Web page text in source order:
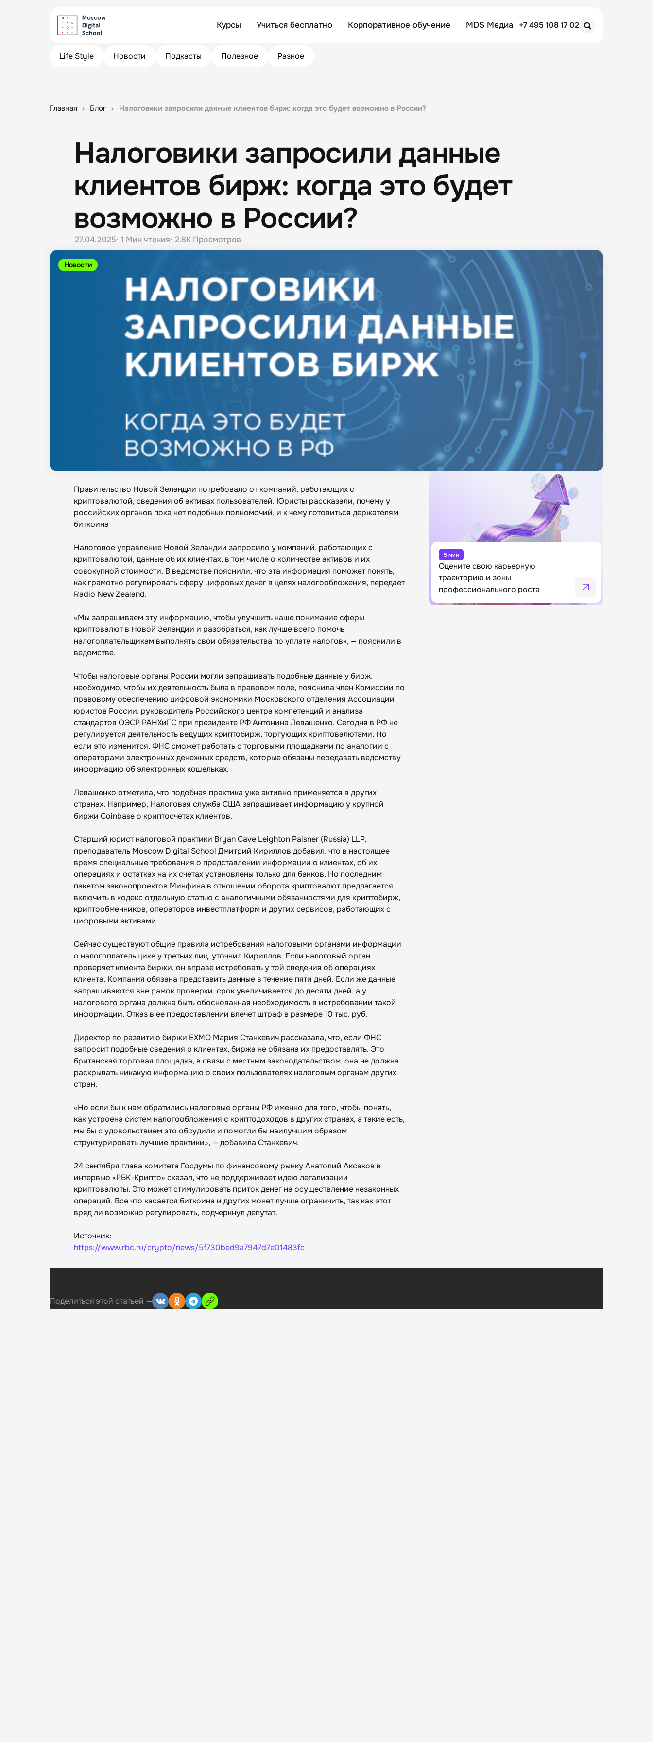
+7 495 108 17 02
Курсы Учиться бесплатно Корпоративное обучение MDS Медиа
Life Style Новости Подкасты Полезное Разное
Главная Блог Налоговики запросили данные клиентов бирж: когда это будет возможно в России?
Новости
Налоговики запросили данные
клиентов бирж: когда это будет
возможно в России?
27.04.2025 1 Мин чтения 2.8K Просмотров
Правительство Новой Зеландии потребовало от компаний, работающих с
криптовалютой, сведения об активах пользователей. Юристы рассказали, почему у
российских органов пока нет подобных полномочий, и к чему готовиться держателям
биткоина
Налоговое управление Новой Зеландии запросило у компаний, работающих с
криптовалютой, данные об их клиентах, в том числе о количестве активов и их
совокупной стоимости. В ведомстве пояснили, что эта информация поможет понять,
как грамотно регулировать сферу цифровых денег в целях налогообложения, передает
Radio New Zealand.
«Мы запрашиваем эту информацию, чтобы улучшить наше понимание сферы
криптовалют в Новой Зеландии и разобраться, как лучше всего помочь
налогоплательщикам выполнять свои обязательства по уплате налогов», — пояснили в
ведомстве.
Чтобы налоговые органы России могли запрашивать подобные данные у бирж,
необходимо, чтобы их деятельность была в правовом поле, пояснила член Комиссии по
правовому обеспечению цифровой экономики Московского отделения Ассоциации
юристов России, руководитель Российского центра компетенций и анализа
стандартов ОЭСР РАНХиГС при президенте РФ Антонина Левашенко. Сегодня в РФ не
регулируется деятельность ведущих криптобирж, торгующих криптовалютами. Но
если это изменится, ФНС сможет работать с торговыми площадками по аналогии с
операторами электронных денежных средств, которые обязаны передавать ведомству
информацию об электронных кошельках.
Левашенко отметила, что подобная практика уже активно применяется в других
странах. Например, Налоговая служба США запрашивает информацию у крупной
биржи Coinbase о криптосчетах клиентов.
Старший юрист налоговой практики Bryan Cave Leighton Paisner (Russia) LLP,
преподаватель Moscow Digital School Дмитрий Кириллов добавил, что в настоящее
время специальные требования о представлении информации о клиентах, об их
операциях и остатках на их счетах установлены только для банков. Но последним
пакетом законопроектов Минфина в отношении оборота криптовалют предлагается
включить в кодекс отдельную статью с аналогичными обязанностями для криптобирж,
криптообменников, операторов инвестплатформ и других сервисов, работающих с
цифровыми активами.
Сейчас существуют общие правила истребования налоговыми органами информации
о налогоплательщике у третьих лиц, уточнил Кириллов. Если налоговый орган
проверяет клиента биржи, он вправе истребовать у той сведения об операциях
клиента. Компания обязана представить данные в течение пяти дней. Если же данные
запрашиваются вне рамок проверки, срок увеличивается до десяти дней, а у
налогового органа должна быть обоснованная необходимость в истребовании такой
информации. Отказ в ее предоставлении влечет штраф в размере 10 тыс. руб.
Директор по развитию биржи EXMO Мария Станкевич рассказала, что, если ФНС
запросит подобные сведения о клиентах, биржа не обязана их предоставлять. Это
британская торговая площадка, в связи с местным законодательством, она не должна
раскрывать никакую информацию о своих пользователях налоговым органам других
стран.
«Но если бы к нам обратились налоговые органы РФ именно для того, чтобы понять,
как устроена систем налогообложения с криптодоходов в других странах, а такие есть,
мы бы с удовольствием это обсудили и помогли бы наилучшим образом
структурировать лучшие практики», — добавила Станкевич.
24 сентября глава комитета Госдумы по финансовому рынку Анатолий Аксаков в
интервью «РБК-Крипто» сказал, что не поддерживает идею легализации
криптовалюты. Это может стимулировать приток денег на осуществление незаконных
операций. Все что касается биткоина и других монет лучше ограничить, так как этот
вряд ли возможно регулировать, подчеркнул депутат.
Источник:
https://www.rbc.ru/crypto/news/5f730bed9a7947d7e01483fc
Оцените свою карьерную
траекторию и зоны
профессионального роста
5 мин
Поделиться этой статьей